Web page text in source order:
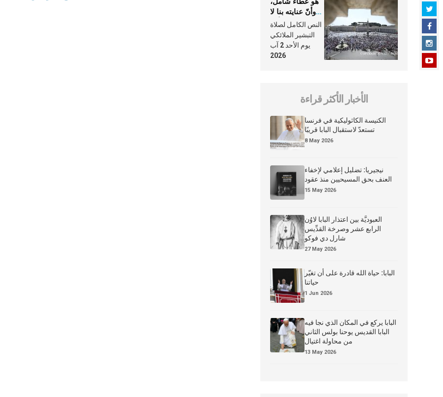
وأنّ عنايته بنا لا
تغيب عنّا أبدًا
النص الكامل لصلاة
التبشير الملائكي
يوم الأحد 2 آب
2026
الأخبار الأكثر قراءة
الكنيسة الكاثوليكية في فرنسا
تستعدّ لاستقبال البابا قريبًا
8 May 2026
نيجيريا: تضليل إعلامي لإخفاء
العنف بحق المسيحيين منذ عقود
15 May 2026
العبوديَّة بين اعتذار البابا لاوُن
الرابع عشر وصرخة القدِّيس
شارل دي فوكو
27 May 2026
البابا: حياة الله قادرة على أن تغيّر
حياتنا
1 Jun 2026
البابا يركع في المكان الذي نجا فيه
البابا القديس يوحنا بولس الثاني
من محاولة اغتيال
13 May 2026